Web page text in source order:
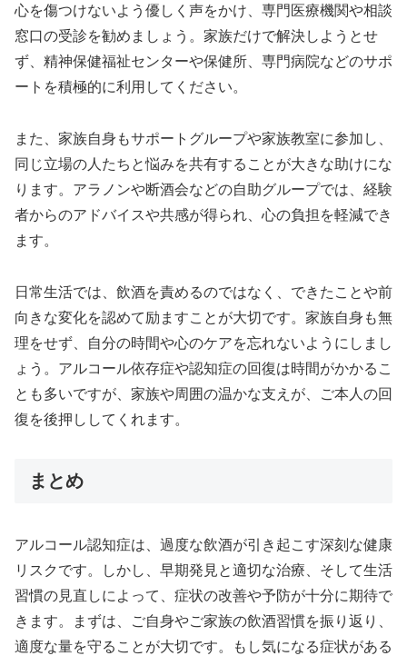
心を傷つけないよう優しく声をかけ、専門医療機関や相談
窓口の受診を勧めましょう。家族だけで解決しようとせ
ず、精神保健福祉センターや保健所、専門病院などのサポ
ートを積極的に利用してください。
また、家族自身もサポートグループや家族教室に参加し、
同じ立場の人たちと悩みを共有することが大きな助けにな
ります。アラノンや断酒会などの自助グループでは、経験
者からのアドバイスや共感が得られ、心の負担を軽減でき
ます。
日常生活では、飲酒を責めるのではなく、できたことや前
向きな変化を認めて励ますことが大切です。家族自身も無
理をせず、自分の時間や心のケアを忘れないようにしまし
ょう。アルコール依存症や認知症の回復は時間がかかるこ
とも多いですが、家族や周囲の温かな支えが、ご本人の回
復を後押ししてくれます。
まとめ
アルコール認知症は、過度な飲酒が引き起こす深刻な健康
リスクです。しかし、早期発見と適切な治療、そして生活
習慣の見直しによって、症状の改善や予防が十分に期待で
きます。まずは、ご自身やご家族の飲酒習慣を振り返り、
適度な量を守ることが大切です。もし気になる症状がある